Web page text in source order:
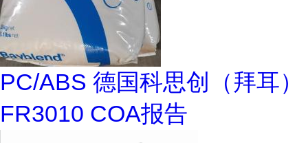
PC/ABS 德国科思创（拜耳）
FR3010 COA报告